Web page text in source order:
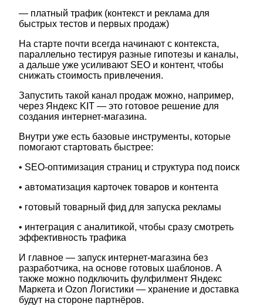
— платный трафик (контекст и реклама для
быстрых тестов и первых продаж)
На старте почти всегда начинают с контекста,
параллельно тестируя разные гипотезы и каналы,
а дальше уже усиливают SEO и контент, чтобы
снижать стоимость привлечения.
Запустить такой канал продаж можно, например,
через Яндекс KIT — это готовое решение для
создания интернет-магазина.
Внутри уже есть базовые инструменты, которые
помогают стартовать быстрее:
• SEO-оптимизация страниц и структура под поиск
• автоматизация карточек товаров и контента
• готовый товарный фид для запуска рекламы
• интеграция с аналитикой, чтобы сразу смотреть
эффективность трафика
И главное — запуск интернет-магазина без
разработчика, на основе готовых шаблонов. А
также можно подключить фулфилмент Яндекс
Маркета и Ozon Логистики — хранение и доставка
будут на стороне партнёров.